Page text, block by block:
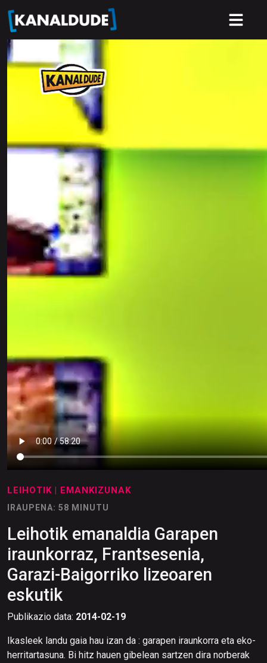
LEIHOTIK | EMANKIZUNAK
IRAUPENA: 58 MINUTU
Leihotik emanaldia Garapen
iraunkorraz, Frantsesenia,
Garazi-Baigorriko lizeoaren
eskutik
Publikazio data: 2014-02-19
Ikasleek landu gaia hau izan da : garapen iraunkorra eta eko-
herritartasuna. Bi hitz hauen gibelean sartzen dira norberak